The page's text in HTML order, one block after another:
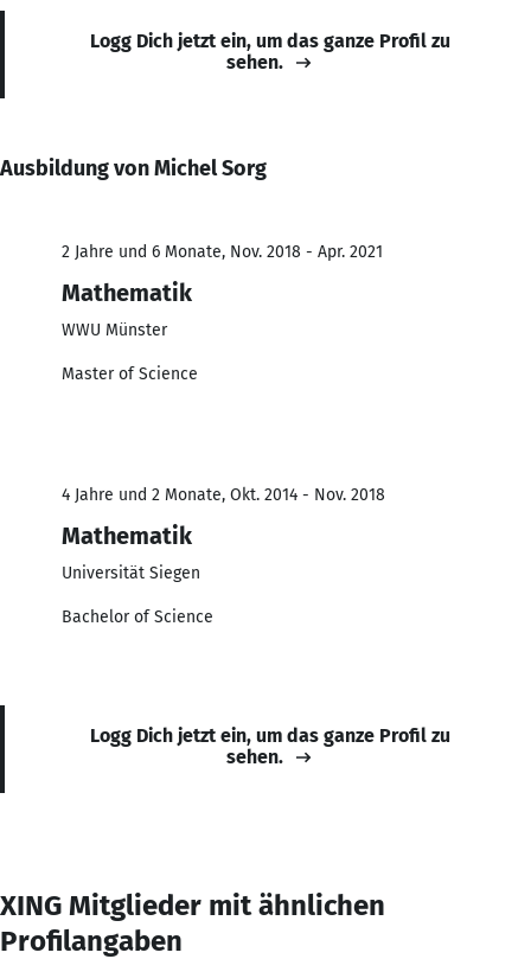
Logg Dich jetzt ein, um das ganze Profil zu
sehen.
Ausbildung von Michel Sorg
2 Jahre und 6 Monate, Nov. 2018 - Apr. 2021
Mathematik
WWU Münster
Master of Science
4 Jahre und 2 Monate, Okt. 2014 - Nov. 2018
Mathematik
Universität Siegen
Bachelor of Science
Logg Dich jetzt ein, um das ganze Profil zu
sehen.
XING Mitglieder mit ähnlichen
Profilangaben